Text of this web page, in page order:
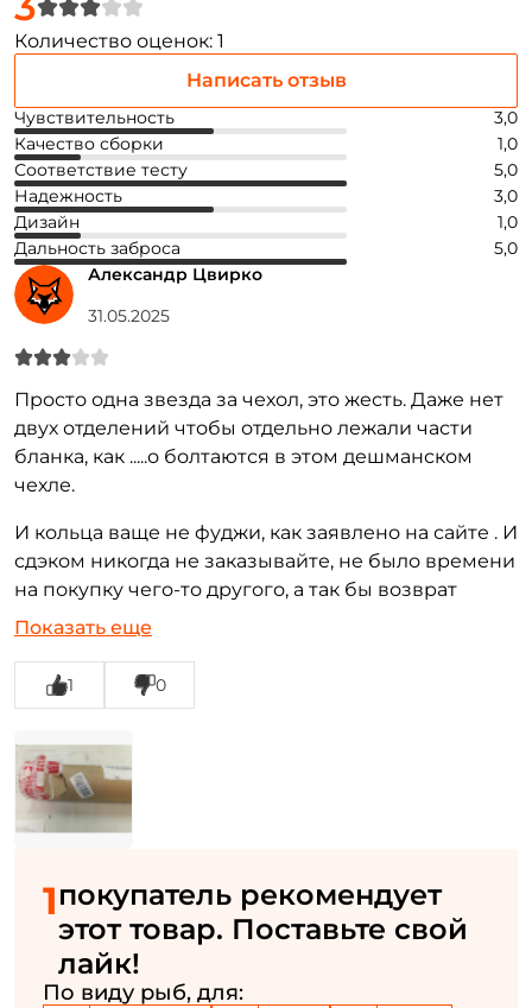
Количество оценок: 1
Написать отзыв
Чувствительность
3,0
Качество сборки
1,0
Соответствие тесту
5,0
Надежность
3,0
Дизайн
1,0
Дальность заброса
5,0
Александр Цвирко
31.05.2025
Просто одна звезда за чехол, это жесть. Даже нет
двух отделений чтобы отдельно лежали части
бланка, как .....о болтаются в этом дешманском
чехле.
И кольца ваще не фуджи, как заявлено на сайте . И
сдэком никогда не заказывайте, не было времени
на покупку чего-то другого, а так бы возврат
оформил бы. Прилагаю фото тубуса. Как его так
палка целая
Показать еще
1 0
1покупатель рекомендует
этот товар. Поставьте свой
лайк!
По виду рыб, для:
Создать аккаунт
ФИО: *
Номер телефона: *
Придумайте пароль: *
Повторите пароль: *
Заполняя данную форму вы соглашаетесь на обработку
персональных данных
Создать аккаунт